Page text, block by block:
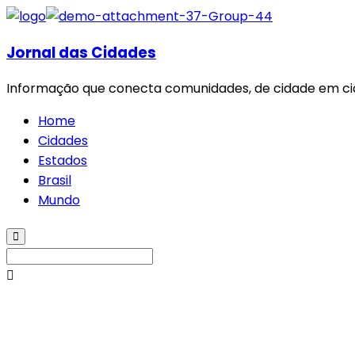
Jornal das Cidades
Informação que conecta comunidades, de cidade em
Home
Cidades
Estados
Brasil
Mundo